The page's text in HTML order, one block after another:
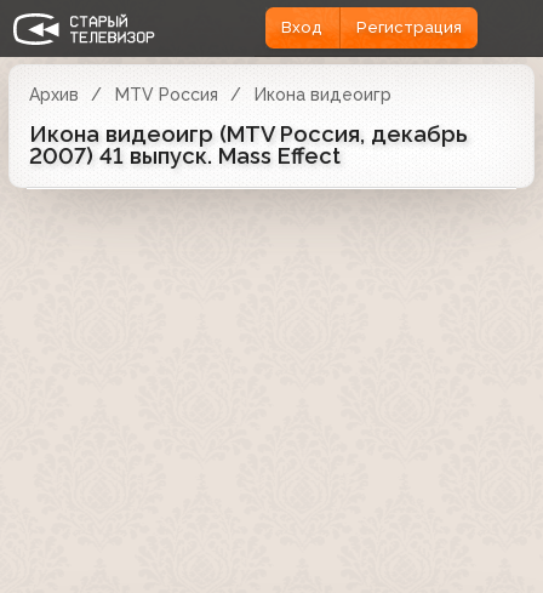
Вход Регистрация
Архив MTV Россия Икона видеоигр
Икона видеоигр (MTV Россия, декабрь
2007) 41 выпуск. Mass Effect